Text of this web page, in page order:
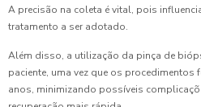
A precisão na coleta é vital, pois
tratamento a ser adotado.
Além disso, a utilização da pinça de
paciente, uma vez que os
anos, minimizando possíveis